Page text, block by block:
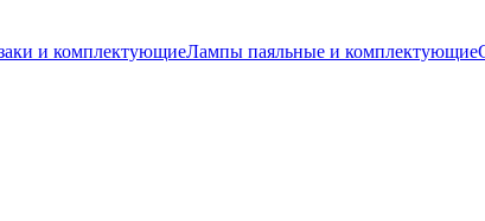
и комплектующиеЛампы паяльные и комплектующие